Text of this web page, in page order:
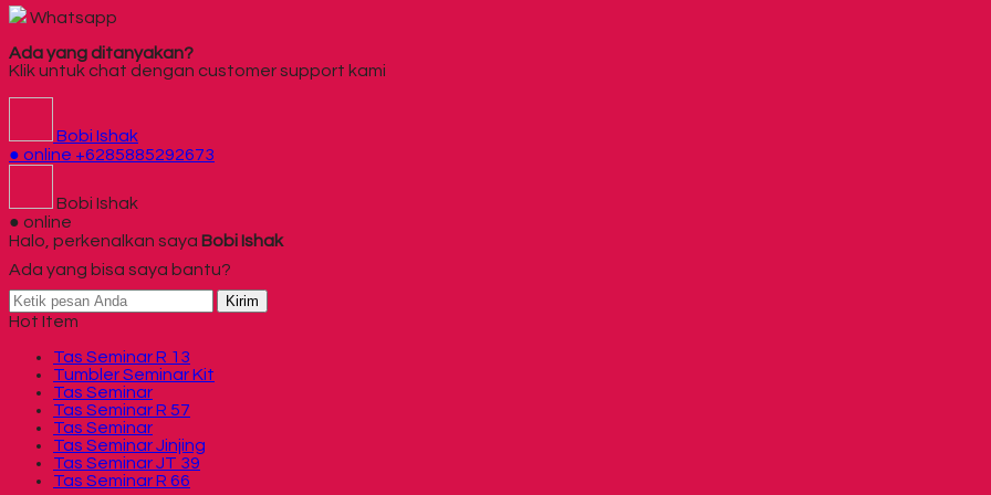
Whatsapp
Ada yang ditanyakan?
Klik untuk chat dengan customer support kami
Bobi Ishak
● online +6285885292673
Bobi Ishak
● online
Halo, perkenalkan saya Bobi Ishak
Ada yang bisa saya bantu?
Kirim
Hot Item
Tas Seminar R 13
Tumbler Seminar Kit
Tas Seminar
Tas Seminar R 57
Tas Seminar
Tas Seminar Jinjing
Tas Seminar JT 39
Tas Seminar R 66